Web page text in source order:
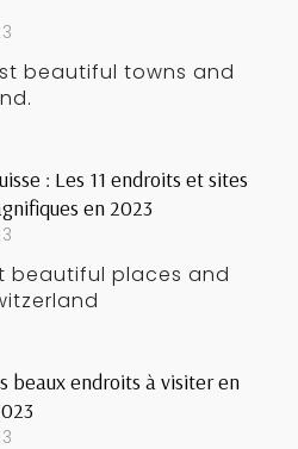
beautiful towns and
: Les 11 endroits et sites
en 2023
beautiful places and
beaux endroits à visiter en